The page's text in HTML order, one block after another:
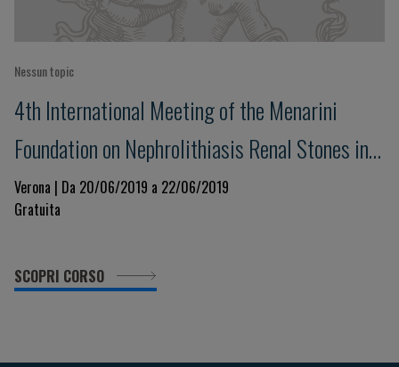
Nessun topic
4th International Meeting of the Menarini
Foundation on Nephrolithiasis Renal Stones in
Practice: an advanced Course
Verona | Da 20/06/2019 a 22/06/2019
Gratuita
SCOPRI CORSO